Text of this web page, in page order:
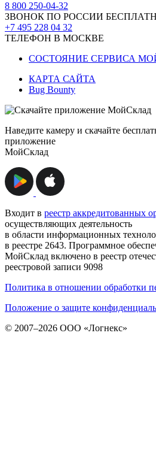
8 800 250-04-32
ЗВОНОК ПО РОССИИ
+7 495 228 04 32
ТЕЛЕФОН В МОСКВЕ
СОСТОЯНИЕ СЕРВИСА
КАРТА САЙТА
Bug Bounty
Наведите камеру и скачайте
приложение
МойСклад
Входит в реестр аккредитованных
осуществляющих деятельность
в области информационных
в реестре 2643. Программное
МойСклад включено в реестр
реестровой записи 9098
Политика в отношении обработки
Положение о защите
© 2007–2026 ООО «Логнекс»